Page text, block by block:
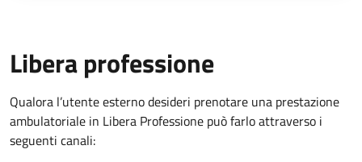
Libera professione
Qualora l’utente esterno desideri prenotare una prestazione
ambulatoriale in Libera Professione può farlo attraverso i
seguenti canali: